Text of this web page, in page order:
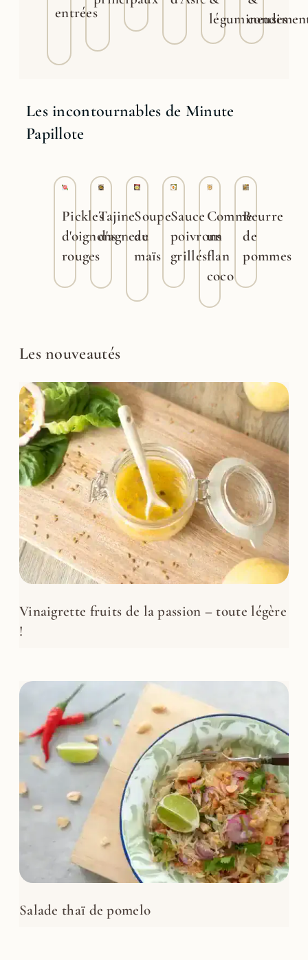
entrées
légumineuses
Les incontournables de Minute
Papillote
Pickles
d'oignons
rouges
Tajine
d'agneau
Soupe
de
maïs
Sauce
poivrons
grillés
Comme
un
flan
coco
Beurre
de
pommes
Les nouveautés
Vinaigrette fruits de la passion – toute légère
!
Salade thaï de pomelo